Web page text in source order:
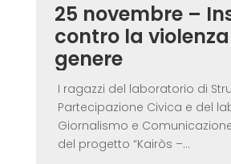
25 novembre –
contro la
genere
I ragazzi del laboratorio di
Partecipazione Civica e del
Giornalismo e
del progetto “Kairòs –...